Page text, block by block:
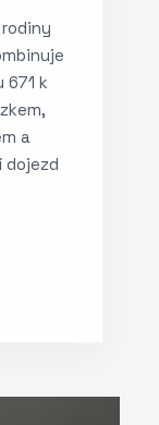
671 k
a
dojezd